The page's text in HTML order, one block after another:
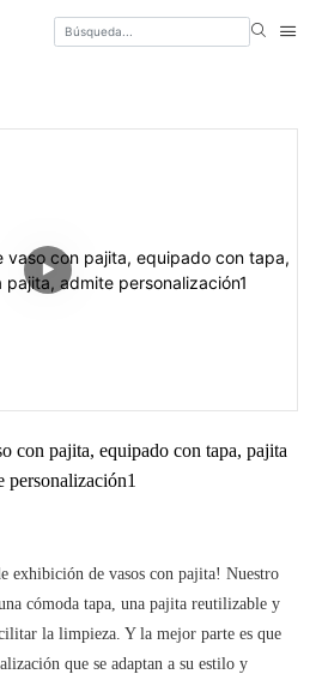
con pajita, equipado con tapa, pajita
personalización1
exhibición de vasos con pajita! Nuestro
cómoda tapa, una pajita reutilizable y
la limpieza. Y la mejor parte es que
que se adaptan a su estilo y